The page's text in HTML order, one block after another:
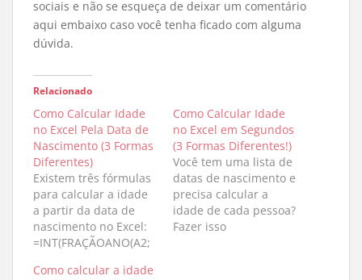
sociais e não se esqueça de deixar um comentário
aqui embaixo caso você tenha ficado com alguma
dúvida.
Relacionado
Como Calcular Idade
no Excel Pela Data de
Nascimento (3 Formas
Diferentes)
Existem três fórmulas
para calcular a idade
a partir da data de
nascimento no Excel:
=INT(FRAÇÃOANO(A2;
A2)/365,25) e
Como Calcular Idade
no Excel em Segundos
(3 Formas Diferentes!)
Você tem uma lista de
datas de nascimento e
precisa calcular a
idade de cada pessoa?
Fazer isso
Como calcular a idade